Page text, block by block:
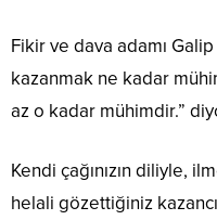
Fikir ve dava adamı
kazanmak ne kadar
az o kadar mühimdir.”
Kendi çağınızın diliyle,
helali gözettiğiniz